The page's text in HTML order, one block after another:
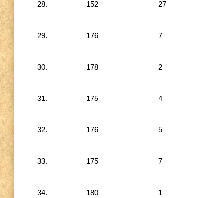
28. 152 27
29. 176 7
30. 178 2
31. 175 4
32. 176 5
33. 175 7
34. 180 1